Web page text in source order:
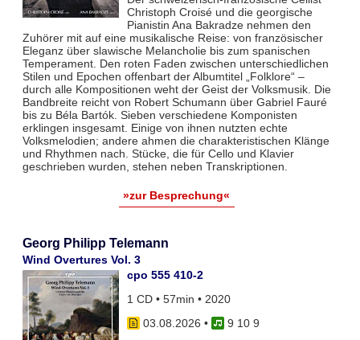
Christoph Croisé und die georgische
Pianistin Ana Bakradze nehmen den
Zuhörer mit auf eine musikalische Reise: von französischer
Eleganz über slawische Melancholie bis zum spanischen
Temperament. Den roten Faden zwischen unterschiedlichen
Stilen und Epochen offenbart der Albumtitel „Folklore“ –
durch alle Kompositionen weht der Geist der Volksmusik. Die
Bandbreite reicht von Robert Schumann über Gabriel Fauré
bis zu Béla Bartók. Sieben verschiedene Komponisten
erklingen insgesamt. Einige von ihnen nutzten echte
Volksmelodien; andere ahmen die charakteristischen Klänge
und Rhythmen nach. Stücke, die für Cello und Klavier
geschrieben wurden, stehen neben Transkriptionen.
»zur Besprechung«
Georg Philipp Telemann
Wind Overtures Vol. 3
cpo 555 410-2
1 CD • 57min • 2020
03.08.2026 •
9 10 9